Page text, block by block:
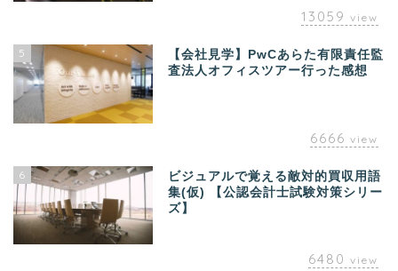
13059 view
5
【会社見学】PwCあらた有限責任監
査法人オフィスツアー行った感想
6666 view
6
ビジュアルで覚える敵対的買収用語
集(仮) 【公認会計士試験対策シリー
ズ】
6480 view